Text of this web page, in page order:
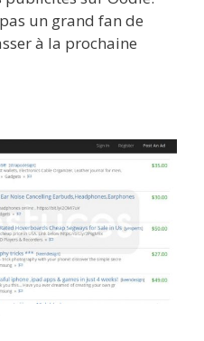
un grand fan de
à la prochaine